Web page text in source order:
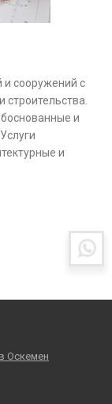
и сооружений с
и
и
учётом норм и
Оскемен